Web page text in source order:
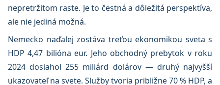
nepretržitom raste. Je to čestná a dôležitá perspektíva,
ale nie jediná možná.
Nemecko naďalej zostáva treťou ekonomikou sveta s
HDP 4,47 bilióna eur. Jeho obchodný prebytok v roku
2024 dosiahol 255 miliárd dolárov — druhý najvyšší
ukazovateľ na svete. Služby tvoria približne 70 % HDP, a